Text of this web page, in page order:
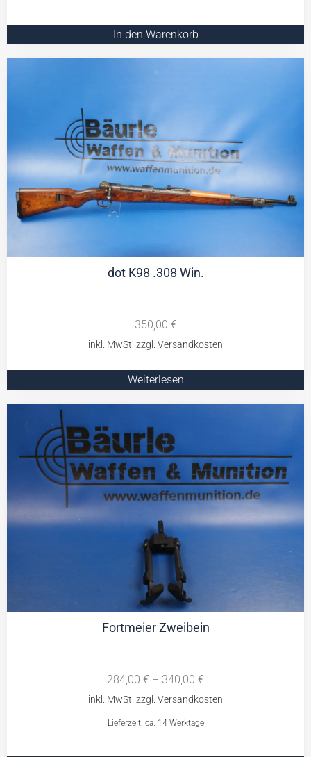
In den Warenkorb
dot K98 .308 Win.
350,00 €
Weiterlesen
Fortmeier Zweibein
284,00 € – 340,00 €
Lieferzeit: ca. 14 Werktage